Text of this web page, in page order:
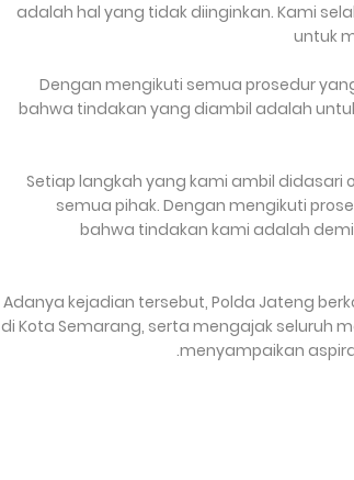
adalah hal yang tidak diinginkan. Kami
untuk
Dengan mengikuti semua prosedur
bahwa tindakan yang diambil adalah
"Setiap langkah yang kami ambil
semua pihak. Dengan mengikuti
bahwa tindakan kami adalah
Adanya kejadian tersebut, Polda Jateng
di Kota Semarang, serta mengajak seluruh
menyampaikan